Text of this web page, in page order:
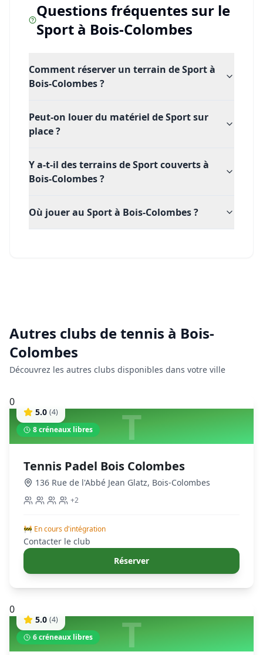
Questions fréquentes sur le
Sport à Bois-Colombes
Comment réserver un terrain de Sport à
Bois-Colombes ?
Peut-on louer du matériel de Sport sur
place ?
Y a-t-il des terrains de Sport couverts à
Bois-Colombes ?
Où jouer au Sport à Bois-Colombes ?
Autres clubs detennis à Bois-
Colombes
Découvrez les autres clubs disponibles dans votre ville
0
T
5.0 (4)
8créneaux libres
Tennis Padel Bois Colombes
136 Rue de l'Abbé Jean Glatz, Bois-Colombes
+2
🚧 En cours d'intégration
Contacter le club
Réserver
0
T
5.0 (4)
6créneaux libres